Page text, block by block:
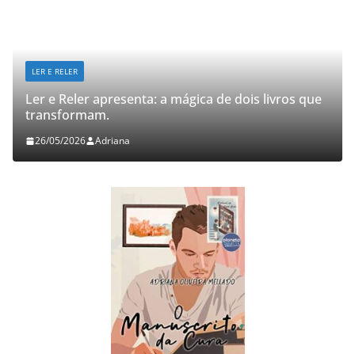
LER E RELER
Ler e Reler apresenta: a mágica de dois livros que
transformam.
26/05/2026 Adriana